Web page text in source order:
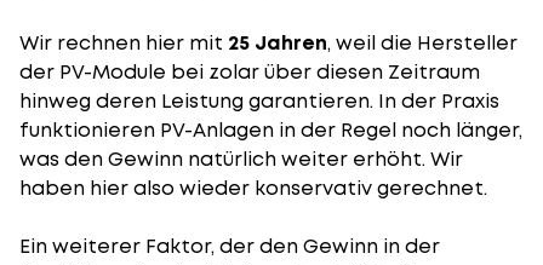
Wir rechnen hier mit 25 Jahren, weil die Hersteller
der PV-Module bei zolar über diesen Zeitraum
hinweg deren Leistung garantieren. In der Praxis
funktionieren PV-Anlagen in der Regel noch länger,
was den Gewinn natürlich weiter erhöht. Wir
haben hier also wieder konservativ gerechnet.
Ein weiterer Faktor, der den Gewinn in der